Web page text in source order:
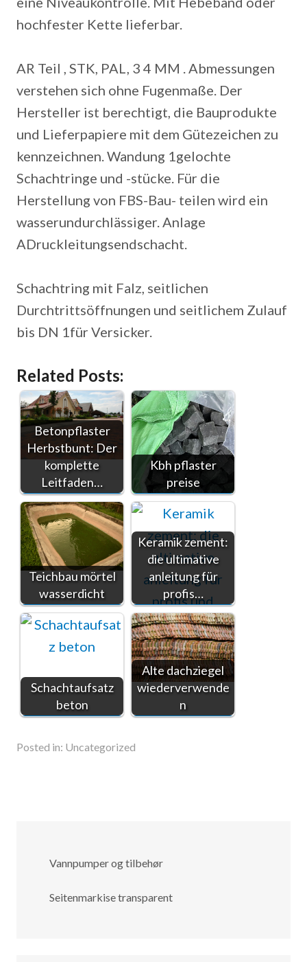
hochfester Kette lieferbar.
AR Teil , STK, PAL, 3 4 MM . Abmessungen
verstehen sich ohne Fugenmaße. Der
Hersteller ist berechtigt, die Bauprodukte
und Lieferpapiere mit dem Gütezeichen zu
kennzeichnen.Wandung 1gelochte
Schachtringe und -stücke. Für die
Herstellung von FBS-Bau- teilen wird ein
wasserundurchlässiger. Anlage
ADruckleitungsendschacht.
Schachtring mit Falz, seitlichen
Durchtrittsöffnungen und seitlichem Zulauf
bis DN 1für Versicker.
Related Posts:
Betonpflaster
Herbstbunt: Der
komplette
Leitfaden…
Kbh pflaster
preise
Teichbau mörtel
wasserdicht
Keramik zement:
die ultimative
anleitung für
profis…
Schachtaufsatz
beton
Alte dachziegel
wiederverwende
n
Posted in: Uncategorized
Vannpumper og tilbehør
Seitenmarkise transparent